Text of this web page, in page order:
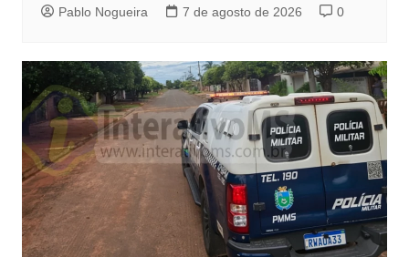
Pablo Nogueira 7 de agosto de 2026 0